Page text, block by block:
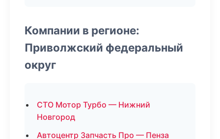
Компании в регионе:
Приволжский федеральный
округ
СТО Мотор Турбо — Нижний
Новгород
Автоцентр Запчасть Про — Пенза